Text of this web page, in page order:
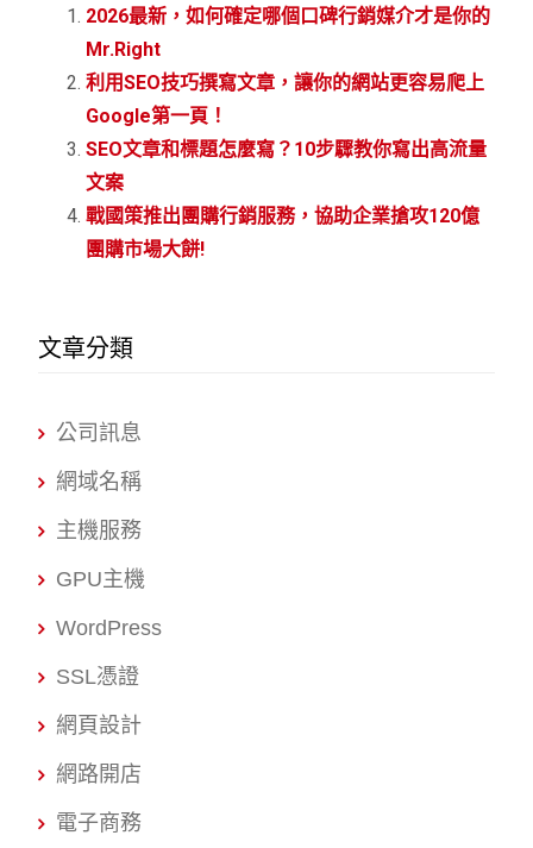
2026最新，如何確定哪個口碑行銷媒介才是你的
Mr.Right
利用SEO技巧撰寫文章，讓你的網站更容易爬上
Google第一頁！
SEO文章和標題怎麼寫？10步驟教你寫出高流量
文案
戰國策推出團購行銷服務，協助企業搶攻120億
團購市場大餅!
文章分類
公司訊息
網域名稱
主機服務
GPU主機
WordPress
SSL憑證
網頁設計
網路開店
電子商務